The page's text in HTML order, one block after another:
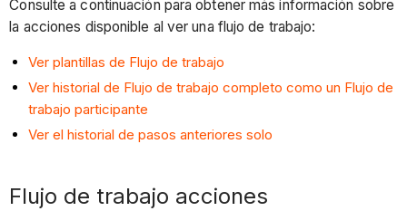
Consulte a continuación para obtener más información sobre
la acciones disponible al ver una flujo de trabajo:
Ver plantillas de Flujo de trabajo
Ver historial de Flujo de trabajo completo como un Flujo de
trabajo participante
Ver el historial de pasos anteriores solo
Flujo de trabajo acciones